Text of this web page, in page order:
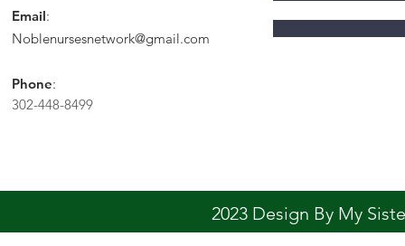
Email:
Noblenursesnetwork@gmail.com
Phone:
302-448-8499
2023 Design By My